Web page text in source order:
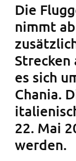
Die
nimmt
Strecken
es sich
Chania.
22. Mai
werden.